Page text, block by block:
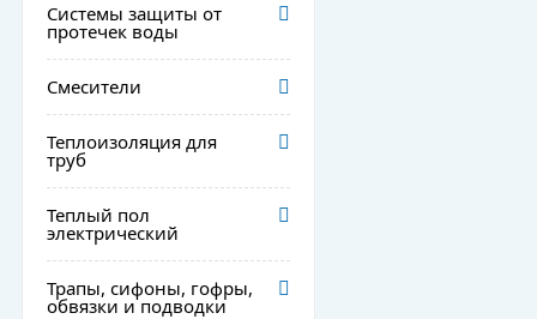
Системы защиты от
протечек воды
Смесители
Теплоизоляция для
труб
Теплый пол
электрический
Трапы, сифоны, гофры,
обвязки и подводки